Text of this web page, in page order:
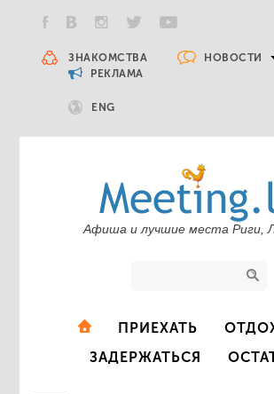
ЗНАКОМСТВА
НОВОСТИ
РЕКЛАМА
ENG
Афиша и лучшие места Риги,
ПРИЕХАТЬ
ЗАДЕРЖАТЬСЯ